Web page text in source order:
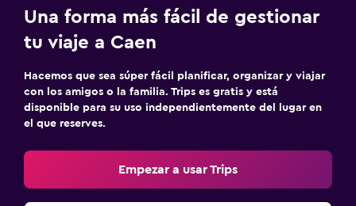
Una forma más fácil de gestionar
tu viaje a Caen
Hacemos que sea súper fácil planificar, organizar y viajar
con los amigos o la familia. Trips es gratis y está
disponible para su uso independientemente del lugar en
el que reserves.
Empezar a usar Trips